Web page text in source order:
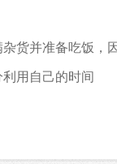
货并准备吃饭，
用自己的时间